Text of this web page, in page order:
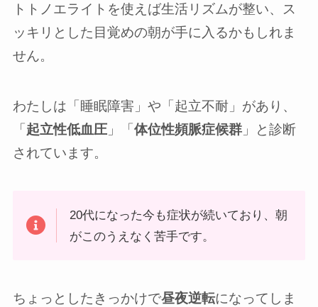
トトノエライトを使えば生活リズムが整い、ス
ッキリとした目覚めの朝が手に入るかもしれま
せん。
わたしは「睡眠障害」や「起立不耐」があり、
「起立性低血圧」「体位性頻脈症候群」と診断
されています。
20代になった今も症状が続いており、朝
がこのうえなく苦手です。
ちょっとしたきっかけで昼夜逆転になってしま